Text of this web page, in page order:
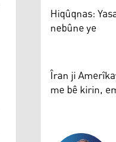
Hiqûqnas:
nebûne ye
Îran ji
me bê kirin,